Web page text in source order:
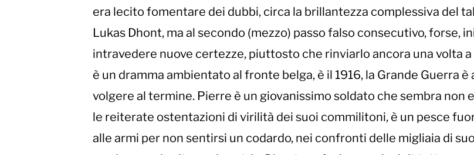
era lecito fomentare dei dubbi, circa la brillantezza complessiva del
Lukas Dhont, ma al secondo (mezzo) passo falso consecutivo, forse,
intravedere nuove certezze, piuttosto che rinviarlo ancora una volta a
è un dramma ambientato al fronte belga, è il 1916, la Grande Guerra è
volgere al termine. Pierre è un giovanissimo soldato che sembra non
le reiterate ostentazioni di virilità dei suoi commilitoni, è un pesce fuor
alle armi per non sentirsi un codardo, nei confronti delle migliaia di